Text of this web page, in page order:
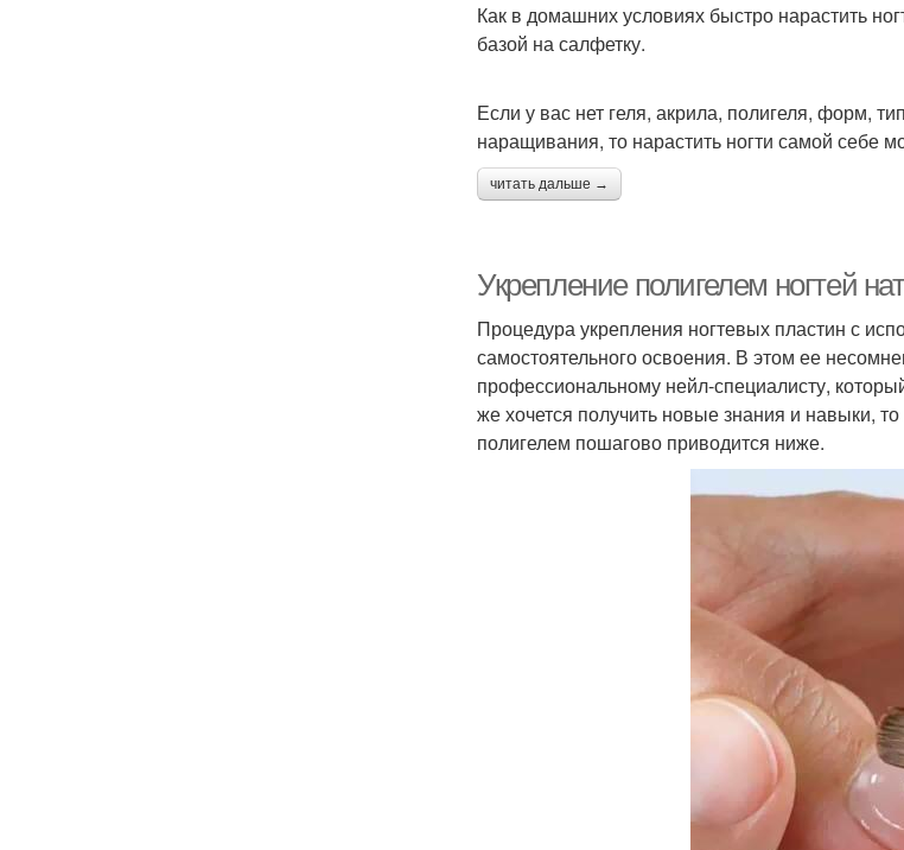
Как в домашних условиях быстро нарастить
базой на салфетку.
Если у вас нет геля, акрила, полигеля, форм,
наращивания, то нарастить ногти самой себе
читать дальше →
Укрепление полигелем ногтей
Процедура укрепления ногтевых пластин с
самостоятельного освоения. В этом ее
профессиональному нейл-специалисту,
же хочется получить новые знания и навыки,
полигелем пошагово приводится ниже.